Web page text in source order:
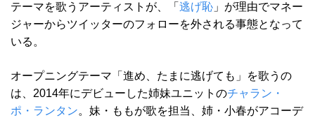
テーマを歌うアーティストが、「 逃げ恥 」が理由でマネー
ジャーからツイッターのフォローを外される事態となって
いる。
オープニングテーマ「進め、たまに逃げても」を歌うの
は、2014年にデビューした姉妹ユニットのチャラン・
ポ・ランタン。妹・ももが歌を担当、姉・小春がアコーデ